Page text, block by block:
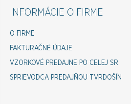
INFORMÁCIE O FIRME
O FIRME
FAKTURAČNÉ ÚDAJE
VZORKOVÉ PREDAJNE PO CELEJ SR
SPRIEVODCA PREDAJŇOU TVRDOŠÍN